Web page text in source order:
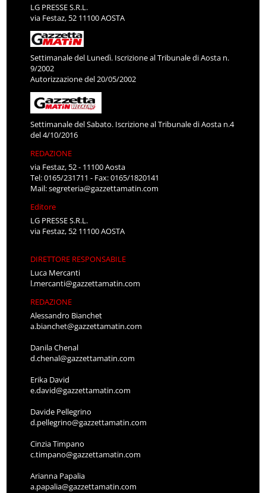
LG PRESSE S.R.L.
via Festaz, 52 11100 AOSTA
Settimanale del Lunedì. Iscrizione al Tribunale di Aosta n.
9/2002
Autorizzazione del 20/05/2002
Settimanale del Sabato. Iscrizione al Tribunale di Aosta n.4
del 4/10/2016
REDAZIONE
via Festaz, 52 - 11100 Aosta
Tel: 0165/231711 - Fax: 0165/1820141
Mail:segreteria@gazzettamatin.com
Editore
LG PRESSE S.R.L.
via Festaz, 52 11100 AOSTA
DIRETTORE RESPONSABILE
Luca Mercanti
l.mercanti@gazzettamatin.com
REDAZIONE
Alessandro Bianchet
a.bianchet@gazzettamatin.com
Danila Chenal
d.chenal@gazzettamatin.com
Erika David
e.david@gazzettamatin.com
Davide Pellegrino
d.pellegrino@gazzettamatin.com
Cinzia Timpano
c.timpano@gazzettamatin.com
Arianna Papalia
a.papalia@gazzettamatin.com